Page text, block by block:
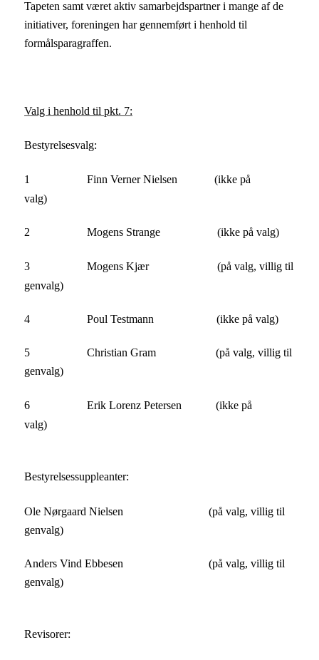
Tapeten samt været aktiv samarbejdspartner i mange af de
initiativer, foreningen har gennemført i henhold til
formålsparagraffen.
Valg i henhold til pkt. 7:
Bestyrelsesvalg:
1 Finn Verner Nielsen (ikke på
valg)
2 Mogens Strange (ikke på valg)
3 Mogens Kjær (på valg, villig til
genvalg)
4 Poul Testmann (ikke på valg)
5 Christian Gram (på valg, villig til
genvalg)
6 Erik Lorenz Petersen (ikke på
valg)
Bestyrelsessuppleanter:
Ole Nørgaard Nielsen(på valg, villig til
genvalg)
Anders Vind Ebbesen (på valg, villig til
genvalg)
Revisorer: